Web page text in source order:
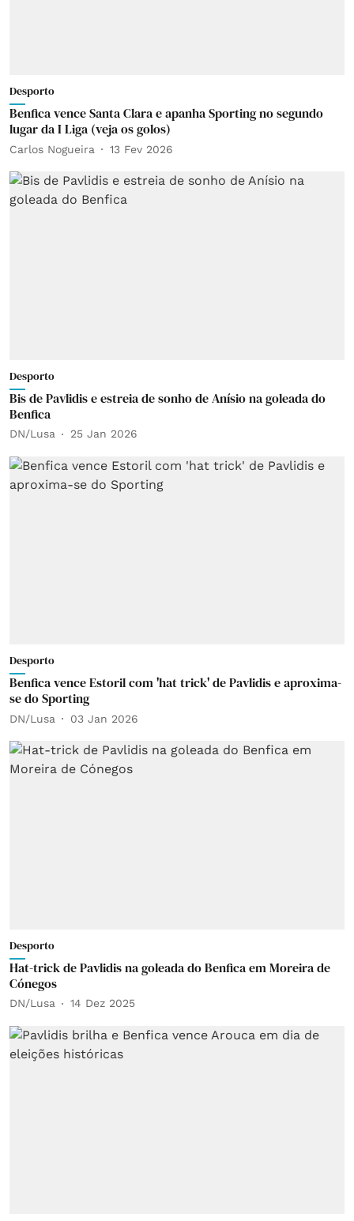
Desporto
Benfica vence Santa Clara e apanha Sporting no segundo
lugar da I Liga (veja os golos)
Carlos Nogueira 13 Fev 2026
Desporto
Bis de Pavlidis e estreia de sonho de Anísio na goleada do
Benfica
DN/Lusa 25 Jan 2026
Desporto
Benfica vence Estoril com 'hat trick' de Pavlidis e aproxima-
se do Sporting
DN/Lusa 03 Jan 2026
Desporto
Hat-trick de Pavlidis na goleada do Benfica em Moreira de
Cónegos
DN/Lusa 14 Dez 2025